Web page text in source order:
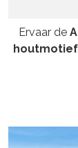
Ervaar de